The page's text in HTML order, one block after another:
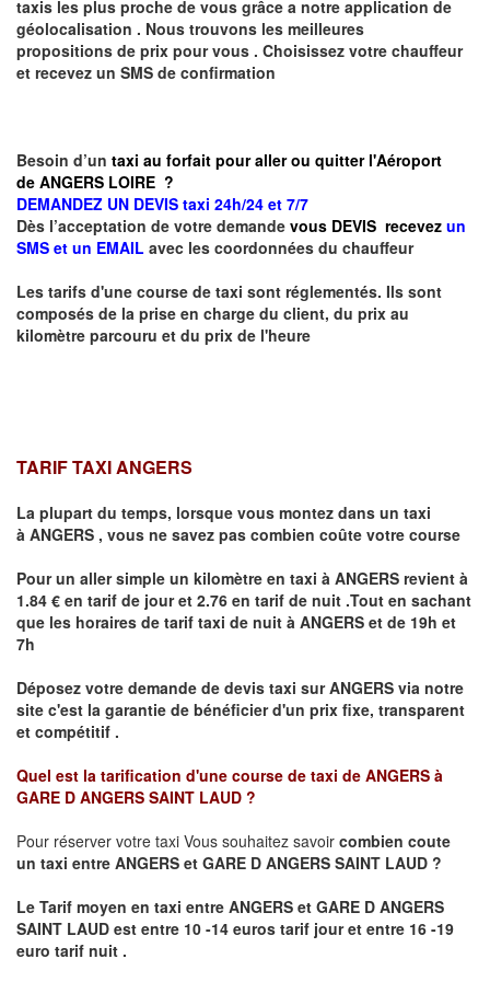
taxis les plus proche de vous grâce a notre application de
géolocalisation . Nous trouvons les meilleures
propositions de prix pour vous . Choisissez votre chauffeur
et recevez un SMS de confirmation
Besoin d’un taxi au forfait pour aller ou quitter l'Aéroport
de ANGERS LOIRE ?
DEMANDEZ UN DEVIS taxi 24h/24 et 7/7
Dès l’acceptation de votre demande vous DEVIS recevez un
SMS et un EMAIL avec les coordonnées du chauffeur
Les tarifs d'une course de taxi sont réglementés. Ils sont
composés de la prise en charge du client, du prix au
kilomètre parcouru et du prix de l'heure
TARIF TAXI ANGERS
La plupart du temps, lorsque vous montez dans un taxi
à ANGERS , vous ne savez pas combien coûte votre course
Pour un aller simple un kilomètre en taxi à ANGERS revient à
1.84 € en tarif de jour et 2.76 en tarif de nuit .Tout en sachant
que les horaires de tarif taxi de nuit à ANGERS et de 19h et
7h
Déposez votre demande de devis taxi surANGERS via notre
site c'est la garantie de bénéficier d'un prix fixe, transparent
et compétitif .
Quel est la tarification d'une course de taxi de ANGERS à
GARE D ANGERS SAINT LAUD ?
Pour réserver votre taxi Vous souhaitez savoir combien coute
un taxi entre ANGERS et GARE D ANGERS SAINT LAUD ?
Le Tarif moyen en taxi entre ANGERS et GARE D ANGERS
SAINT LAUD est entre 10 -14 euros tarif jour et entre 16 -19
euro tarif nuit .